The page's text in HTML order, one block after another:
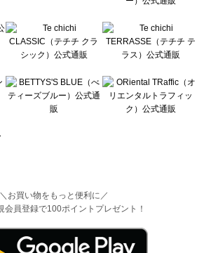
＼お買い物をもっと便利に／
会員登録で100ポイントプレゼント！